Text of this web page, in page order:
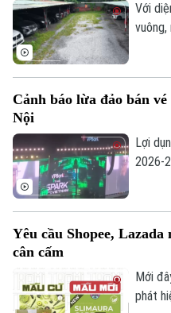
Với
Hà
Cảnh báo lừa đảo bán
Nội
Lợi
2026-
"vé nội
đợt
Yêu cầu Shopee,
cân cấm
Mới
phát